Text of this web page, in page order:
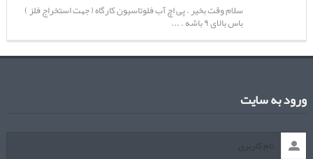
سلام وقت بخیر . پی اچ آب فلوتاسیون کارگاه ( جهت استخراج فلز )
باس بالای ۹ باشه . ...
ورود به سایت